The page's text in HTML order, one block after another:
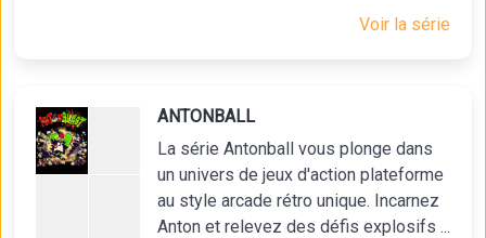
Voir la série
ANTONBALL
La série Antonball vous plonge dans
un univers de jeux d'action plateforme
au style arcade rétro unique. Incarnez
Anton et relevez des défis explosifs ...